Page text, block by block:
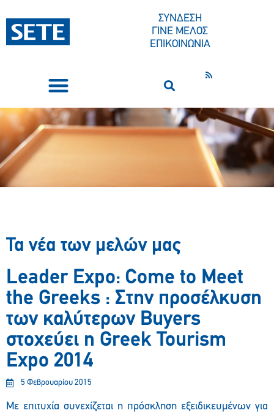
ΣΥΝΔΕΣΗ
ΓΙΝΕ ΜΕΛΟΣ
ΕΠΙΚΟΙΝΩΝΙΑ
Τα νέα των μελών μας
Leader Expo: Come to Meet
the Greeks : Στην προσέλκυση
των καλύτερων Buyers
στοχεύει η Greek Tourism
Expo 2014
5 Φεβρουαρίου 2015
Με επιτυχία συνεχίζεται η πρόσκληση εξειδικευμένων για